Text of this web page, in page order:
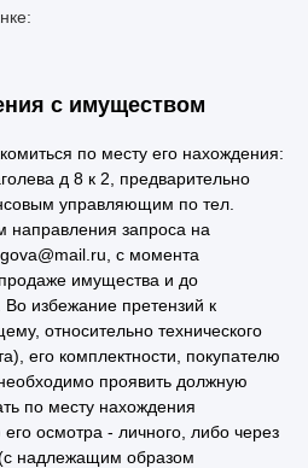
с имуществом
по месту его нахождения:
д 8 к 2, предварительно
управляющим по тел.
направления запроса на
с момента
имущества и до
избежание претензий к
относительно технического
его комплектности, покупателю
проявить должную
по месту нахождения
осмотра - личного, либо через
(с надлежащим образом